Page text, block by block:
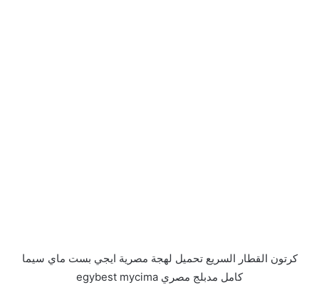
كرتون القطار السريع تحميل لهجة مصرية ايجي بست ماي سيما
كامل مدبلج مصري egybest mycima